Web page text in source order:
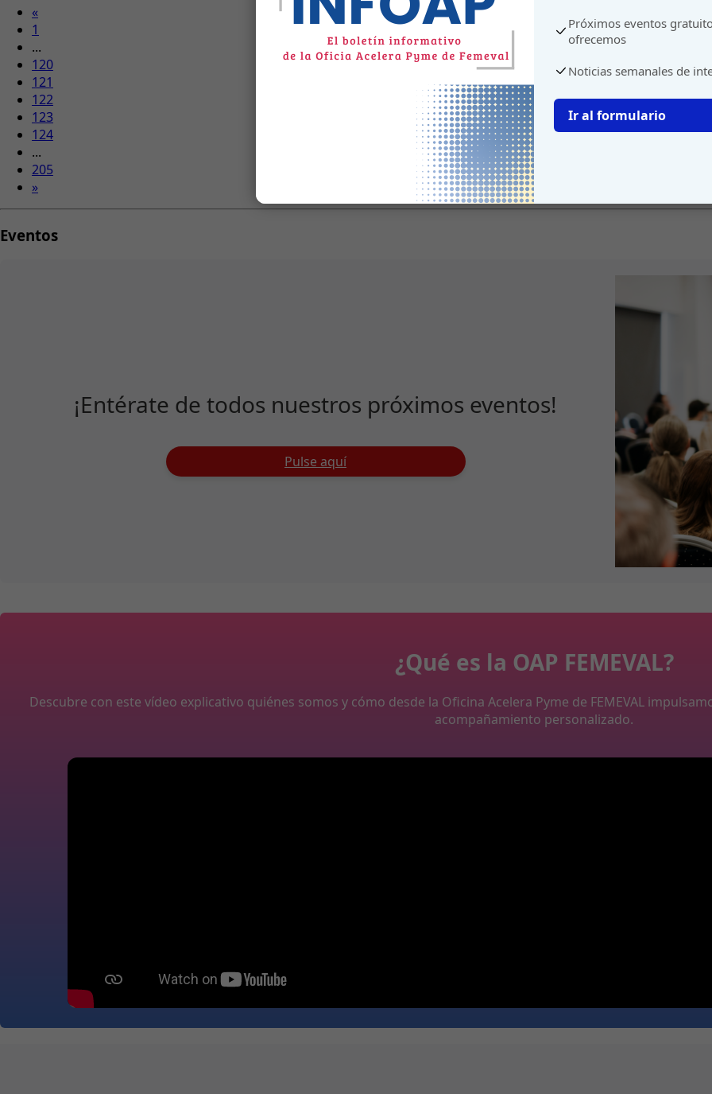
«
1
...
120
121
122
123
124
...
205
»
Eventos
¡Entérate de todos nuestros próximos eventos!
Pulse aquí
¿Qué es la OAP FEMEVAL?
Descubre con este vídeo explicativo quiénes somos y cómo desde la Oficina Acelera Pyme de FEMEVAL
acompañamiento personalizado.
Próximos eventos
ofrecemos
Noticias semanales de
Ir al formulario